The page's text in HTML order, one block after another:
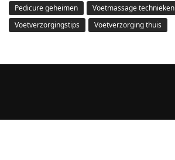
Pedicure geheimen
Voetmassage technieken
Voetverzorgingstips
Voetverzorging thuis